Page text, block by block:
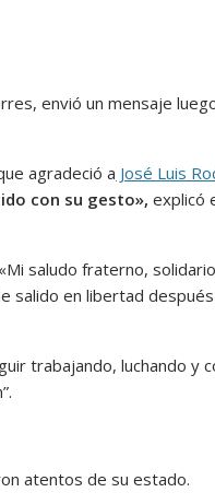
envió un mensaje
agradeció a José Luis
con su gesto», explicó
saludo fraterno,
salido en libertad
trabajando, luchando y
atentos de su estado.